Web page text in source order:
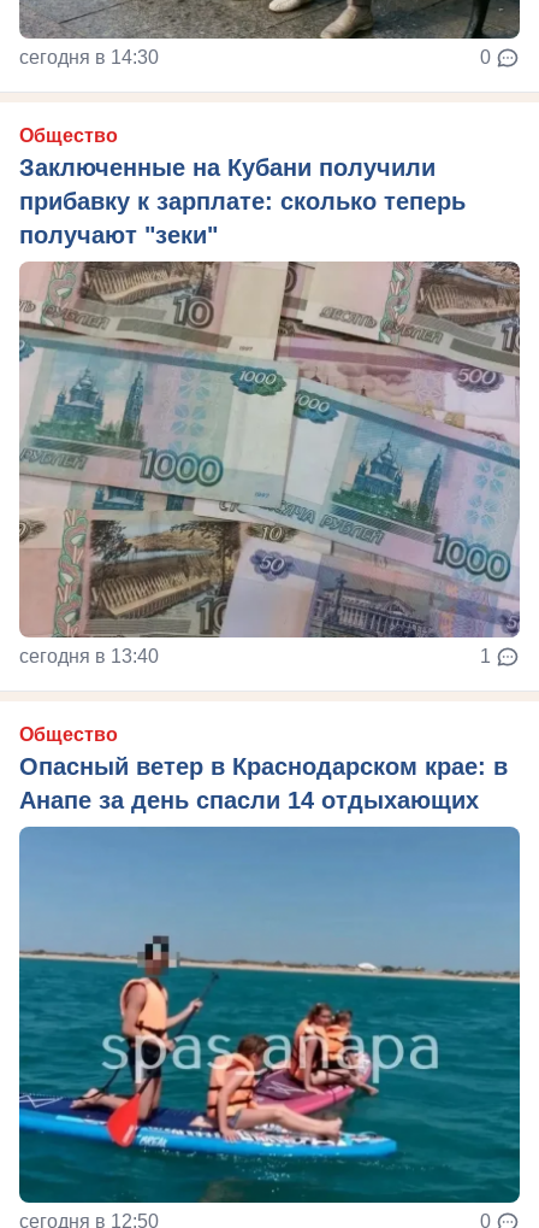
сегодня в 14:30 0
Общество
Заключенные на Кубани получили
прибавку к зарплате: сколько теперь
получают "зеки"
сегодня в 13:40 1
Общество
Опасный ветер в Краснодарском крае: в
Анапе за день спасли 14 отдыхающих
сегодня в 12:50 0